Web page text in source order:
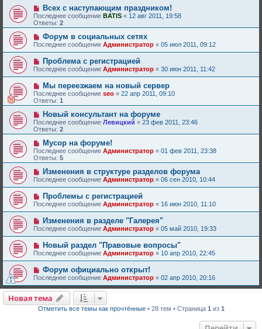
Всех с наступающим праздником!
Последнее сообщение BATIS « 12 авг 2011, 19:58
Ответы: 2
Форум в социальных сетях
Последнее сообщение Администратор « 05 июл 2011, 09:12
Проблема с регистрацией
Последнее сообщение Администратор « 30 июн 2011, 11:42
Мы переезжаем на новый сервер
Последнее сообщение seo « 22 апр 2011, 09:10
Ответы: 1
Новый консультант на форуме
Последнее сообщение Левицкий « 23 фев 2011, 23:46
Ответы: 2
Мусор на форуме!
Последнее сообщение Администратор « 01 фев 2011, 23:38
Ответы: 5
Изменения в структуре разделов форума
Последнее сообщение Администратор « 06 сен 2010, 10:44
Проблемы с регистрацией
Последнее сообщение Администратор « 16 июн 2010, 11:10
Изменения в разделе "Галерея"
Последнее сообщение Администратор « 05 май 2010, 19:33
Новый раздел "Правовые вопросы"
Последнее сообщение Администратор « 10 апр 2010, 22:45
Форум официально открыт!
Последнее сообщение Администратор « 02 апр 2010, 20:16
Новая тема
Отметить все темы как прочтённые• 28 тем • Страница 1 из 1